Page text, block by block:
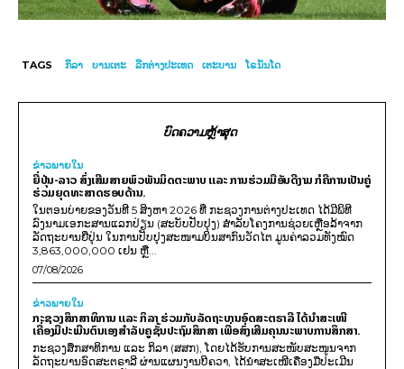
TAGS ກິລາ ບານເຕະ ລີກຕ່າງປະເທດ ເຕະບານ ໂຣນັນໂດ
ບົດຄວາມຫຼ້າສຸດ
ຂ່າວພາຍ​ໃນ
ຍີ່ປຸ່ນ-ລາວ ສົ່ງເສີມສາຍພົວພັນມິດຕະພາບ ແລະ ການຮ່ວມມືອັນດີງາມ ກໍຄືການເປັນຄູ່
ຮ່ວມຍຸດທະສາດຮອບດ້ານ.
ໃນຕອນບ່າຍຂອງວັນທີ 5 ສິງຫາ 2026 ທີ່ ກະຊວງການຕ່າງປະເທດ ໄດ້ມີພິທີ
ລົງນາມເອກະສານແລກປ່ຽນ (ສະບັບປັບປຸງ) ສໍາລັບໂຄງການຊ່ວຍເຫຼືອລ້າຈາກ
ລັດຖະບານຍີ່ປຸ່ນ ໃນການປັບປຸງສະໜາມບິນສາກົນວັດໄຕ ມູນຄ່າລວມທັງໝົດ
3,863,000,000 ເຢນ ຫຼື...
07/08/2026
ຂ່າວພາຍ​ໃນ
ກະຊວງສຶກສາທິການ ແລະ ກິລາ ຮ່ວມກັບລັດຖະບານອົດສະຕຣາລີ ໄດ້ນຳສະເໜີ
ເຄື່ອງມືປະເມີນຕົນເອງສຳລັບຄູຊັ້ນປະຖົມສຶກສາ ເພື່ອສົ່ງເສີມຄຸນນະພາບການສຶກສາ.
ກະຊວງສຶກສາທິການ ແລະ ກິລາ (ສສກ), ໂດຍໄດ້ຮັບການສະໜັບສະໜູນຈາກ
ລັດຖະບານອົດສະຕຣາລີ ຜ່ານແຜນງານບີຄວາ, ໄດ້ນຳສະເໜີເຄື່ອງມືປະເມີນ